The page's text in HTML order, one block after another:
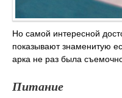
Но самой интересной
показывают знаменитую
арка не раз была
Питание